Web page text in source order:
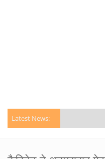
Latest News: